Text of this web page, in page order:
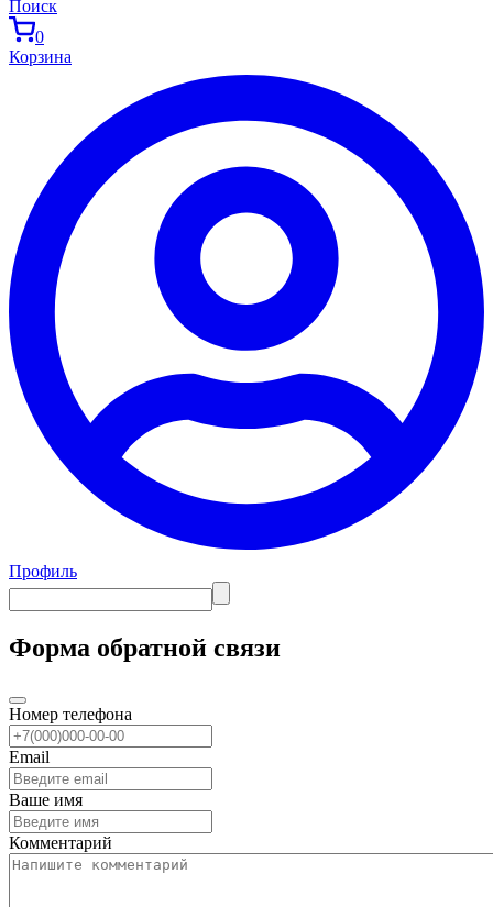
Поиск
0
Корзина
Профиль
Форма обратной связи
Номер телефона
Email
Ваше имя
Комментарий